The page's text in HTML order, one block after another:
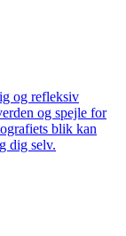
og refleksiv
og spejle for
blik kan
dig selv.